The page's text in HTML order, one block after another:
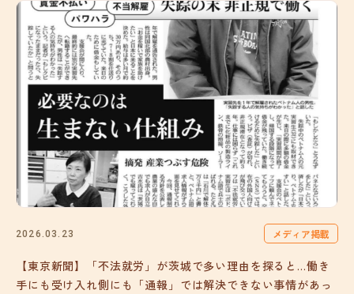
2026.03.23 メディア掲載
【東京新聞】「不法就労」が茨城で多い理由を探ると…働き
手にも受け入れ側にも「通報」では解決できない事情があっ